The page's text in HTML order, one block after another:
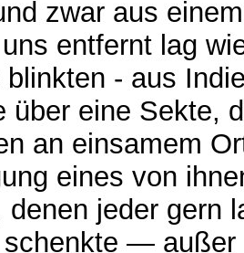
zwar aus
entfernt lag
blinkten - aus
über eine Sekte,
an einsamem
eines von
denen jeder gern
— außer